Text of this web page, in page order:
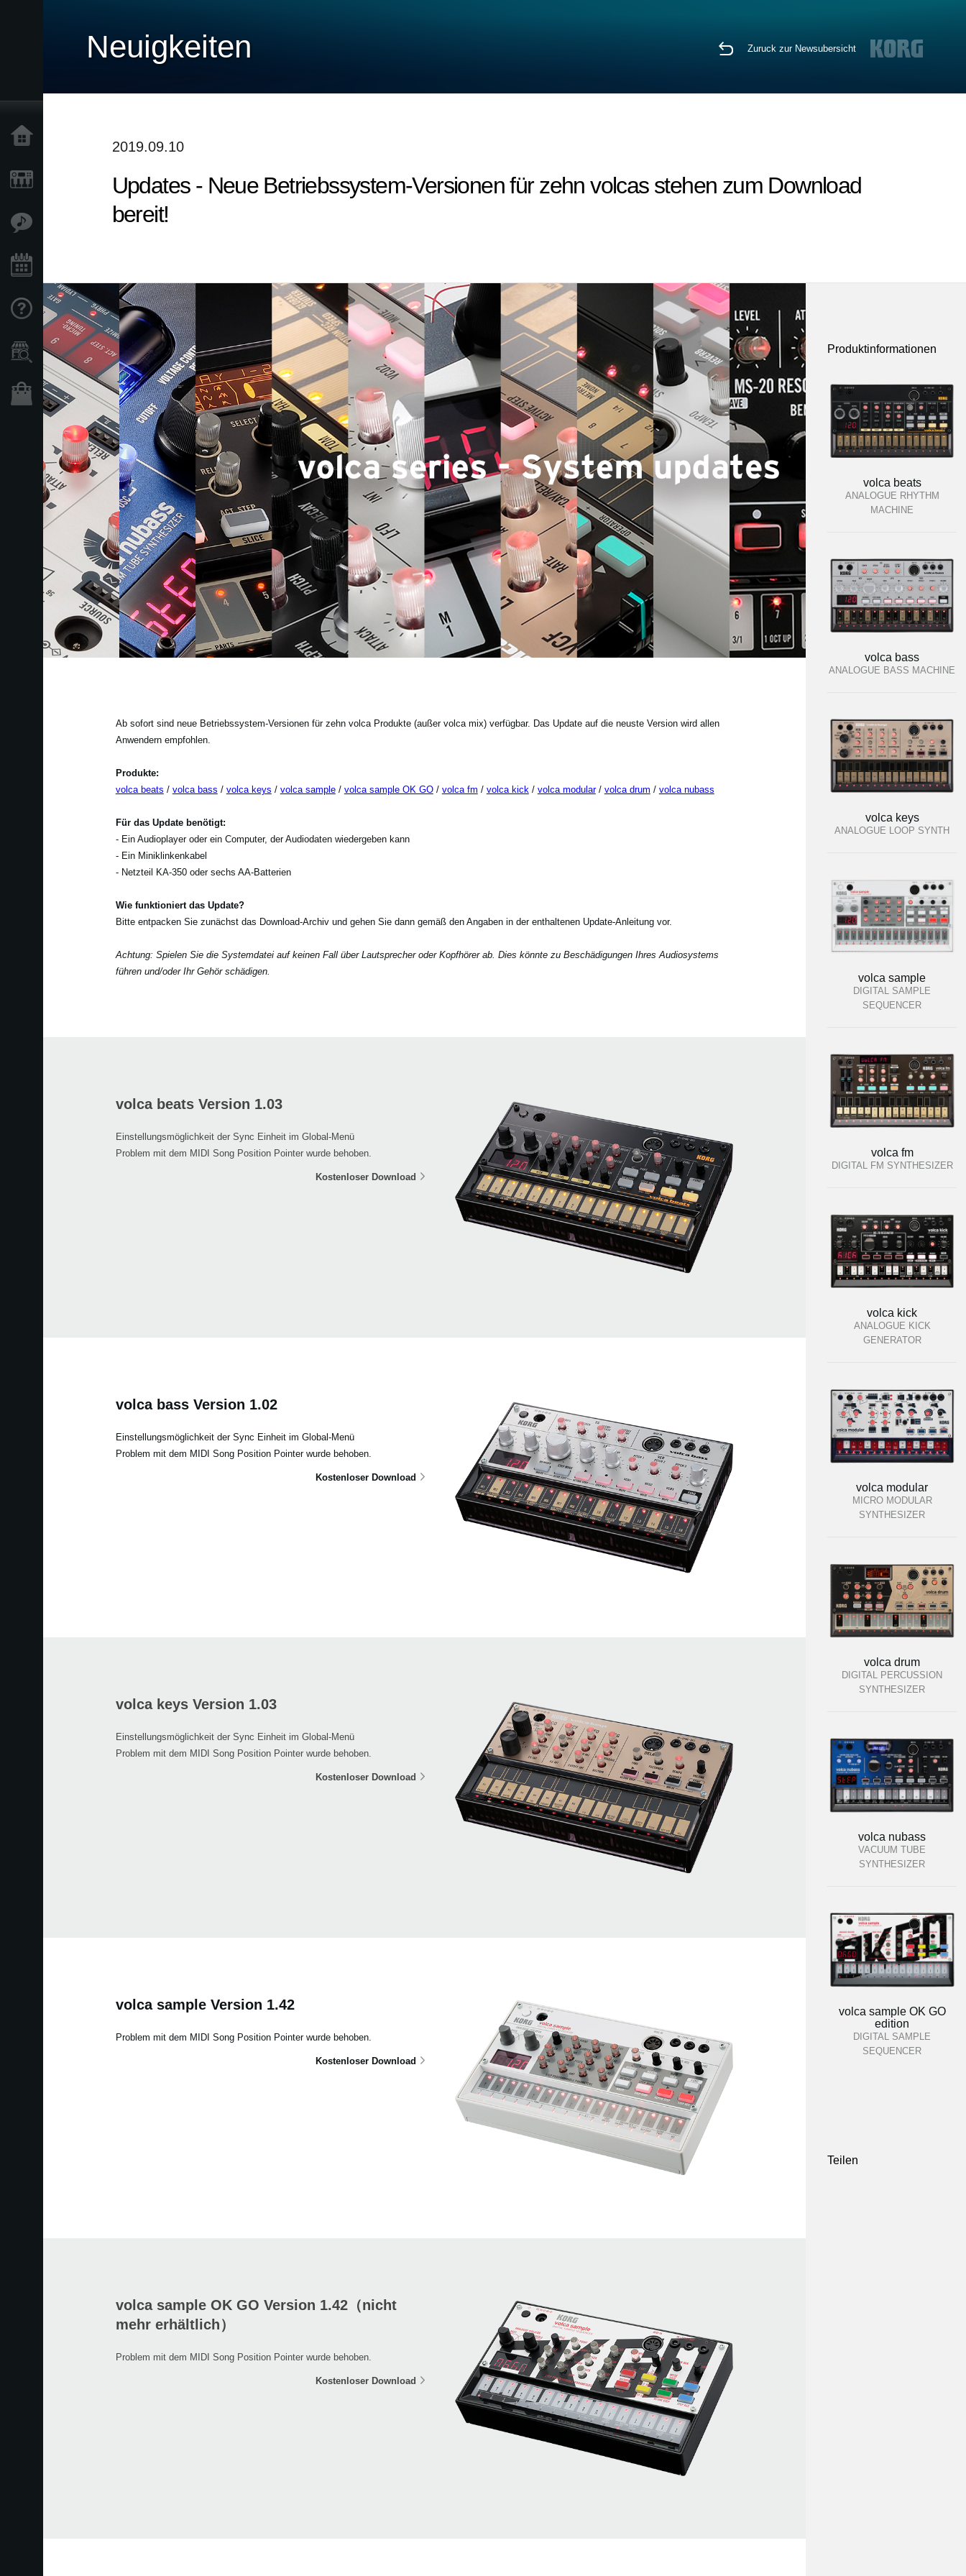
Support
Händlersuche
Shop
Neuigkeiten Zuruck zur Newsubersicht
2019.09.10
Updates - Neue Betriebssystem-Versionen für zehn volcas stehen zum Download
bereit!
Ab sofort sind neue Betriebssystem-Versionen für zehn volca Produkte (außer volca mix) verfügbar. Das Update auf die neuste Version wird allen
Anwendern empfohlen.
Produkte:
volca beats / volca bass / volca keys / volca sample/ volca sample OK GO/ volca fm / volca kick / volca modular/ volca drum / volca nubass
Für das Update benötigt:
- Ein Audioplayer oder ein Computer, der Audiodaten wiedergeben kann
- Ein Miniklinkenkabel
- Netzteil KA-350 oder sechs AA-Batterien
Wie funktioniert das Update?
Bitte entpacken Sie zunächst das Download-Archiv und gehen Sie dann gemäß den Angaben in der enthaltenen Update-Anleitung vor.
Achtung: Spielen Sie die Systemdatei auf keinen Fall über Lautsprecher oder Kopfhörer ab. Dies könnte zu Beschädigungen Ihres Audiosystems
führen und/oder Ihr Gehör schädigen.
volca beats Version 1.03
Einstellungsmöglichkeit der Sync Einheit im Global-Menü
Problem mit dem MIDI Song Position Pointer wurde behoben.
Kostenloser Download
volca bass Version 1.02
Einstellungsmöglichkeit der Sync Einheit im Global-Menü
Problem mit dem MIDI Song Position Pointer wurde behoben.
Kostenloser Download
volca keys Version 1.03
Einstellungsmöglichkeit der Sync Einheit im Global-Menü
Problem mit dem MIDI Song Position Pointer wurde behoben.
Kostenloser Download
volca sample Version 1.42
Problem mit dem MIDI Song Position Pointer wurde behoben.
Kostenloser Download
volca sample OK GO Version 1.42（nicht
mehr erhältlich）
Problem mit dem MIDI Song Position Pointer wurde behoben.
Kostenloser Download
Produktinformationen
volca beats
ANALOGUE RHYTHM
MACHINE
volca bass
ANALOGUE BASS MACHINE
volca keys
ANALOGUE LOOP SYNTH
volca sample
DIGITAL SAMPLE
SEQUENCER
volca fm
DIGITAL FM SYNTHESIZER
volca kick
ANALOGUE KICK
GENERATOR
volca modular
MICRO MODULAR
SYNTHESIZER
volca drum
DIGITAL PERCUSSION
SYNTHESIZER
volca nubass
VACUUM TUBE
SYNTHESIZER
volca sample OK GO
edition
DIGITAL SAMPLE
SEQUENCER
Teilen